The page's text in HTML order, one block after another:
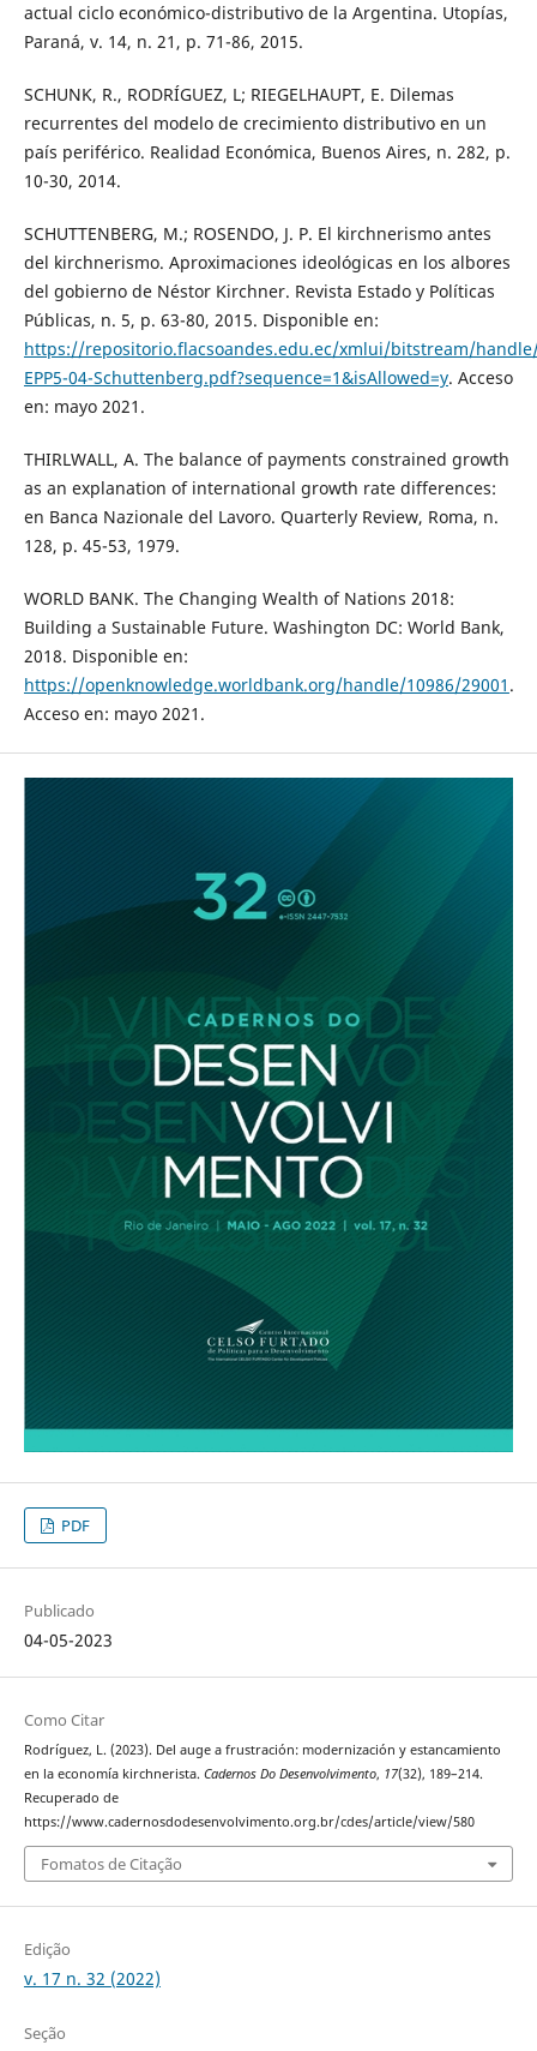
actual ciclo económico-distributivo de la Argentina. Utopías,
Paraná, v. 14, n. 21, p. 71-86, 2015.
SCHUNK, R., RODRÍGUEZ, L; RIEGELHAUPT, E. Dilemas
recurrentes del modelo de crecimiento distributivo en un
país periférico. Realidad Económica, Buenos Aires, n. 282, p.
10-30, 2014.
SCHUTTENBERG, M.; ROSENDO, J. P. El kirchnerismo antes
del kirchnerismo. Aproximaciones ideológicas en los albores
del gobierno de Néstor Kirchner. Revista Estado y Políticas
Públicas, n. 5, p. 63-80, 2015. Disponible en:
https://repositorio.flacsoandes.edu.ec/xmlui/bitstream/handle/
EPP5-04-Schuttenberg.pdf?sequence=1&isAllowed=y. Acceso
en: mayo 2021.
THIRLWALL, A. The balance of payments constrained growth
as an explanation of international growth rate differences:
en Banca Nazionale del Lavoro. Quarterly Review, Roma, n.
128, p. 45-53, 1979.
WORLD BANK. The Changing Wealth of Nations 2018:
Building a Sustainable Future. Washington DC: World Bank,
2018. Disponible en:
https://openknowledge.worldbank.org/handle/10986/29001 .
Acceso en: mayo 2021.
PDF
Publicado
04-05-2023
Como Citar
Rodríguez, L. (2023). Del auge a frustración: modernización y estancamiento
en la economía kirchnerista. Cadernos Do Desenvolvimento, 17(32), 189–214.
Recuperado de
https://www.cadernosdodesenvolvimento.org.br/cdes/article/view/580
Fomatos de Citação
Edição
v. 17 n. 32 (2022)
Seção